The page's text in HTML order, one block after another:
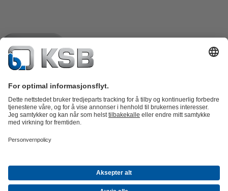
ProduktkatalogReservedeler
PresseCareer opportunities at KSB
medier